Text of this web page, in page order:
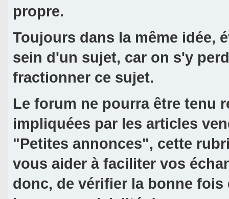
propre.
Toujours dans la même idée,
sein d'un sujet, car on s'y
fractionner ce sujet.
Le forum ne pourra être tenu
impliquées par les articles
"Petites annonces", cette
vous aider à faciliter vos
donc, de vérifier la bonne